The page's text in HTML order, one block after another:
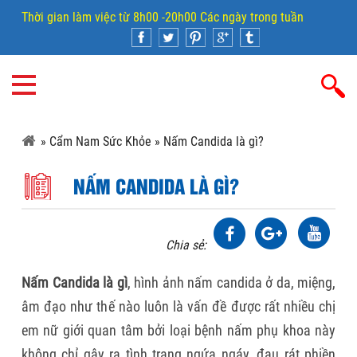
Thời gian làm việc từ 8h00 -20h00 Các ngày trong tuần
» Cẩm Nam Sức Khỏe » Nấm Candida là gì?
NẤM CANDIDA LÀ GÌ?
Chia sẻ:
Nấm Candida là gì, hình ảnh nấm candida ở da, miệng,
âm đạo như thế nào luôn là vấn đề được rất nhiều chị
em nữ giới quan tâm bởi loại bệnh nấm phụ khoa này